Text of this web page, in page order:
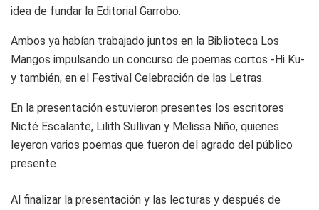
idea de fundar la Editorial Garrobo.
Ambos ya habían trabajado juntos en la Biblioteca Los
Mangos impulsando un concurso de poemas cortos -Hi Ku-
y también, en el Festival Celebración de las Letras.
En la presentación estuvieron presentes los escritores
Nicté Escalante, Lilith Sullivan y Melissa Niño, quienes
leyeron varios poemas que fueron del agrado del público
presente.
Al finalizar la presentación y las lecturas y después de